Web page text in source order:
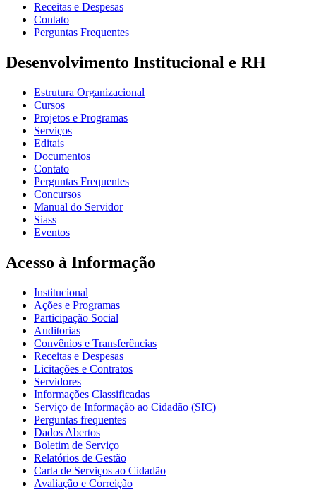
Receitas e Despesas
Contato
Perguntas Frequentes
Desenvolvimento Institucional e RH
Estrutura Organizacional
Cursos
Projetos e Programas
Serviços
Editais
Documentos
Contato
Perguntas Frequentes
Concursos
Manual do Servidor
Siass
Eventos
Acesso à Informação
Institucional
Ações e Programas
Participação Social
Auditorias
Convênios e Transferências
Receitas e Despesas
Licitações e Contratos
Servidores
Informações Classificadas
Serviço de Informação ao Cidadão (SIC)
Perguntas frequentes
Dados Abertos
Boletim de Serviço
Relatórios de Gestão
Carta de Serviços ao Cidadão
Avaliação e Correição